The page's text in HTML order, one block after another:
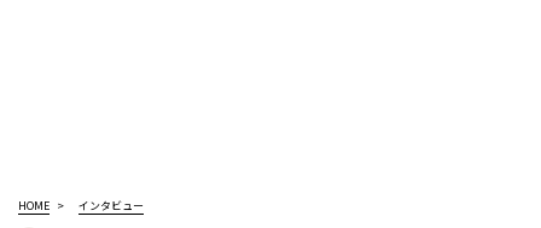
HOME インタビュー